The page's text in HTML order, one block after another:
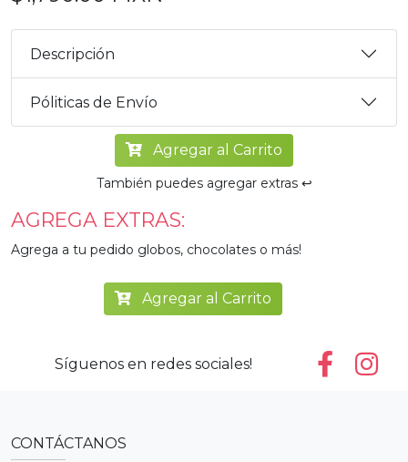
Descripción
Póliticas de Envío
Agregar al Carrito
También puedes agregar extras ↩️
AGREGA EXTRAS:
Agrega a tu pedido globos, chocolates o más!
Agregar al Carrito
Síguenos en redes sociales!
CONTÁCTANOS